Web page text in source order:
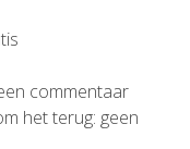
commentaar
het terug: geen